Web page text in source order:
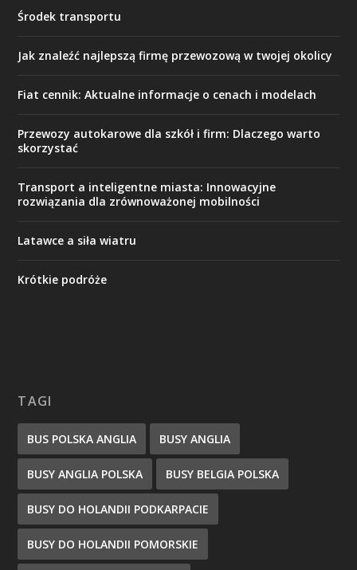
Środek transportu
Jak znaleźć najlepszą firmę przewozową w twojej okolicy
Fiat cennik: Aktualne informacje o cenach i modelach
Przewozy autokarowe dla szkół i firm: Dlaczego warto
skorzystać
Transport a inteligentne miasta: Innowacyjne
rozwiązania dla zrównoważonej mobilności
Latawce a siła wiatru
Krótkie podróże
TAGI
BUS POLSKA ANGLIA BUSY ANGLIA
BUSY ANGLIA POLSKA BUSY BELGIA POLSKA
BUSY DO HOLANDII PODKARPACIE
BUSY DO HOLANDII POMORSKIE